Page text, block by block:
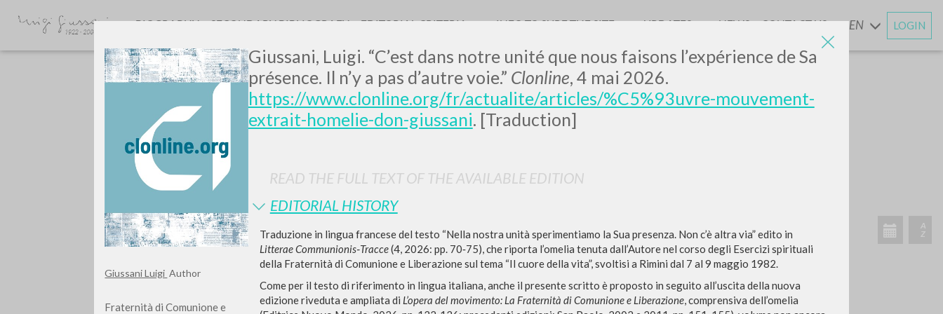
Giussani Luigi Author
Fraternità di Comunione e
Giussani, Luigi. “C’est dans notre unité que nous faisons l’expérience de Sa
présence. Il n’y a pas d’autre voie.” Clonline, 4 mai 2026.
https://www.clonline.org/fr/actualite/articles/%C5%93uvre-mouvement-
extrait-homelie-don-giussani. [Traduction]
READ THE FULL TEXT OF THE AVAILABLE EDITION
EDITORIAL HISTORY
Traduzione in lingua francese del testo “Nella nostra unità sperimentiamo la Sua presenza. Non c’è altra via” edito in
Litterae Communionis‑Tracce(4, 2026: pp. 70‑75), che riporta l’omelia tenuta dall’Autore nel corso degli Esercizi spirituali
della Fraternità di Comunione e Liberazione sul tema “Il cuore della vita”, svoltisi a Rimini dal 7 al 9 maggio 1982.
Come per il testo di riferimento in lingua italiana, anche il presente scritto è proposto in seguito all’uscita della nuova
edizione riveduta e ampliata di L’opera del movimento: La Fraternità di Comunione e Liberazione, comprensiva dell’omelia
BIOGRAPHY SECONDARY BIBLIOGRAFY EDITORIAL CRITERIA INFO TO SURF THE SITE UPDATESANDNEWS CONTACT US EN LOGIN
View details by type
A
Z
MORE RESULTS